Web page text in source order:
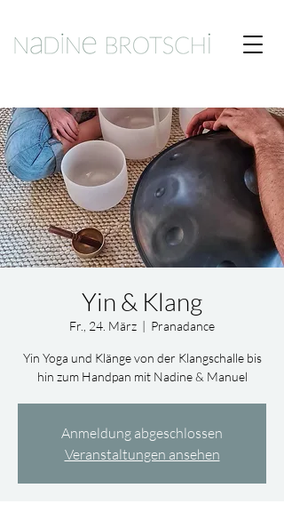
Yin & Klang
Fr., 24. März
  |
Pranadance
Yin Yoga und Klänge von der Klangschalle bis
hin zum Handpan mit Nadine & Manuel
Anmeldung abgeschlossen
Veranstaltungen ansehen